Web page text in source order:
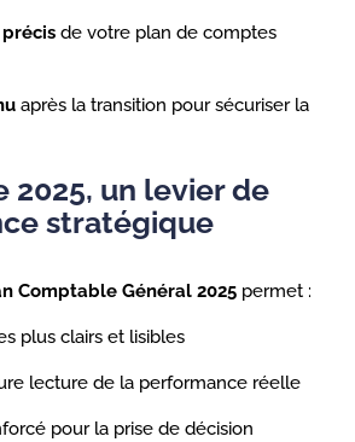
de votre plan de comptes
après la transition pour sécuriser la
2025, un levier de
stratégique
Comptable Général 2025 permet :
plus clairs et lisibles
lecture de la performance réelle
pour la prise de décision